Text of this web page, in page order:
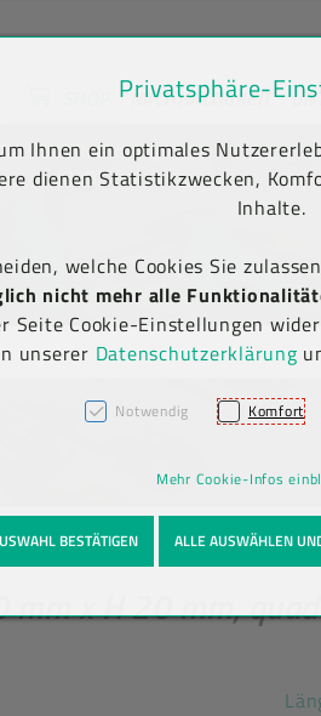
springen [AK + 2]
[AK + 5]
NACHHALTIGKEIT
Kauf auf Rechnung
(B2B)
x H 20 mm,
Privatsphäre-
Ihnen ein optimales
dienen Statistikzwecken,
Inhalte.
welche Cookies Sie
nicht mehr alle
Seite Cookie-Einstellungen
unserer Datenschutzerklärung
Notwendig Komfort
Mehr Cookie-Infos
BESTÄTIGEN ALLE AUSWÄHLEN